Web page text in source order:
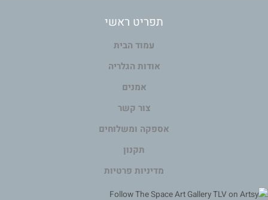
תפריט ראשי
עמוד הבית
אודות הגלריה
אמנים
צור קשר
אספקה ומשלוחים
תקנון
מדיניות פרטיות